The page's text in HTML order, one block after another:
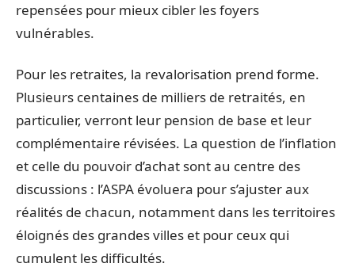
repensées pour mieux cibler les foyers
vulnérables.
Pour les retraites, la revalorisation prend forme.
Plusieurs centaines de milliers de retraités, en
particulier, verront leur pension de base et leur
complémentaire révisées. La question de l’inflation
et celle du pouvoir d’achat sont au centre des
discussions : l’ASPA évoluera pour s’ajuster aux
réalités de chacun, notamment dans les territoires
éloignés des grandes villes et pour ceux qui
cumulent les difficultés.